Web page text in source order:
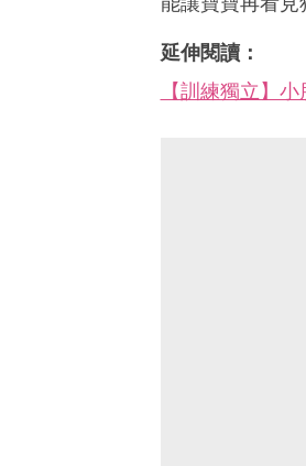
延伸閱讀：
【訓練獨立】